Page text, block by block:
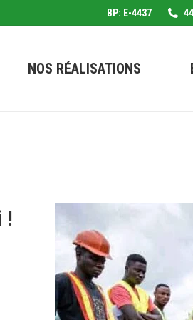
BP: E-4437
NOS RÉALISATIONS
!